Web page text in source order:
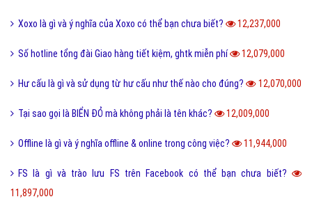
Xoxo là gì và ý nghĩa của Xoxo có thể bạn chưa biết? 12,237,000
Số hotline tổng đài Giao hàng tiết kiệm, ghtk miễn phí 12,079,000
Hư cấu là gì và sử dụng từ hư cấu như thế nào cho đúng? 12,070,000
Tại sao gọi là BIỂN ĐỎ mà không phải là tên khác? 12,009,000
Offline là gì và ý nghĩa offline & online trong công việc? 11,944,000
FS là gì và trào lưu FS trên Facebook có thể bạn chưa biết?
11,897,000